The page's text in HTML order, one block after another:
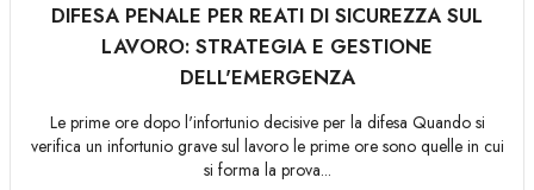
DIFESA PENALE PER REATI DI SICUREZZA SUL
LAVORO: STRATEGIA E GESTIONE
DELL'EMERGENZA
Le prime ore dopo l'infortunio decisive per la difesa Quando si
verifica un infortunio grave sul lavoro le prime ore sono quelle in cui
si forma la prova...